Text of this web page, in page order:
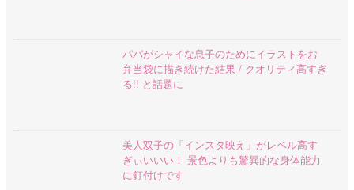
パパがシャイな息子のためにイラストをお
弁当袋に描き続けた結果 / クオリティ高すぎ
る!! と話題に
美人双子の「インスタ映え」がレベル高す
ぎぃいいい！ 景色よりも驚異的な身体能力
に釘付けです